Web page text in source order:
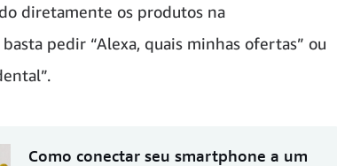
diretamente os produtos na
pedir “Alexa, quais minhas ofertas” ou
Como conectar seu smartphone a um